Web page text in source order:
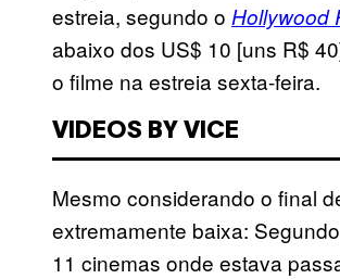
estreia, segundo o Hollywood
abaixo dos US$ 10 [uns R$
o filme na estreia sexta-feira.
VIDEOS BY VICE
Mesmo considerando o final
extremamente baixa:
11 cinemas onde estava